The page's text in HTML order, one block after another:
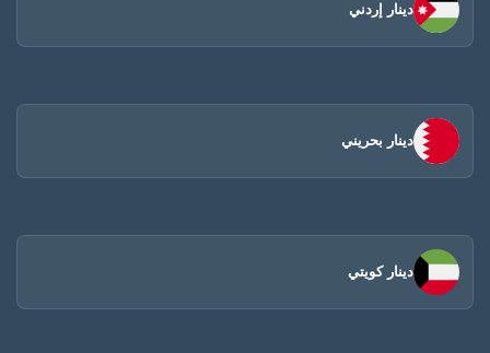
دينار إردني
دينار بحريني
دينار كويتي